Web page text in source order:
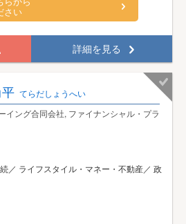
さい
詳細を見る
てらだしょうへい
イング合同会社, ファイナンシャル・プラ
／ ライフスタイル・マネー・不動産／ 政